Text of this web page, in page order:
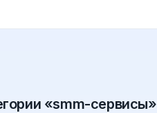
«smm-сервисы»